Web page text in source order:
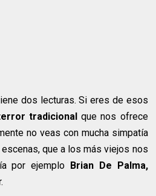
dos lecturas. Si eres de esos
tradicional que nos ofrece
no veas con mucha simpatía
que a los más viejos nos
por ejemplo Brian De Palma,